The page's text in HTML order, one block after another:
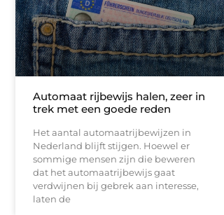
Automaat rijbewijs halen, zeer in
trek met een goede reden
Het aantal automaatrijbewijzen in
Nederland blijft stijgen. Hoewel er
sommige mensen zijn die beweren
dat het automaatrijbewijs gaat
verdwijnen bij gebrek aan interesse,
laten de